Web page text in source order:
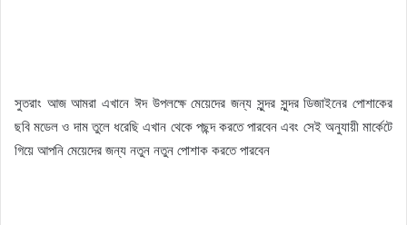
সুতরাং আজ আমরা এখানে ঈদ উপলক্ষে মেয়েদের জন্য সুন্দর সুন্দর ডিজাইনের পোশাকের
ছবি মডেল ও দাম তুলে ধরেছি এখান থেকে পছন্দ করতে পারবেন এবং সেই অনুযায়ী মার্কেটে
গিয়ে আপনি মেয়েদের জন্য নতুন নতুন পোশাক করতে পারবেন